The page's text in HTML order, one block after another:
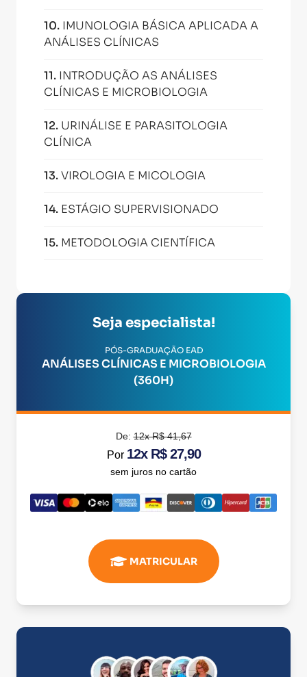
10. IMUNOLOGIA BÁSICA APLICADA A
ANÁLISES CLÍNICAS
11. INTRODUÇÃO AS ANÁLISES
CLÍNICAS E MICROBIOLOGIA
12. URINÁLISE E PARASITOLOGIA
CLÍNICA
13.VIROLOGIA E MICOLOGIA
14. ESTÁGIO SUPERVISIONADO
15. METODOLOGIA CIENTÍFICA
Seja especialista!
PÓS-GRADUAÇÃO EAD
ANÁLISES CLÍNICAS E MICROBIOLOGIA
(360H)
De:12x R$ 41,67
Por 12x R$ 27,90
sem juros no cartão
MATRICULAR